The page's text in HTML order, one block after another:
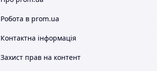
Робота в prom.ua
Контактна інформація
Захист прав на контент